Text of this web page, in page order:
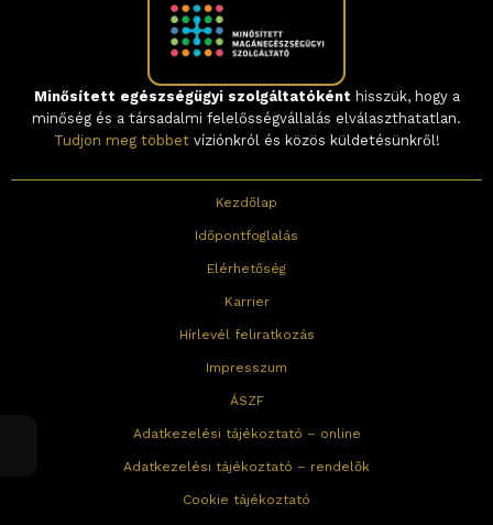
Minősített egészségügyi szolgáltatóként hisszük, hogy a
minőség és a társadalmi felelősségvállalás elválaszthatatlan.
Tudjon meg többetvíziónkról és közös küldetésünkről!
Kezdőlap
Időpontfoglalás
Elérhetőség
Karrier
Hírlevél feliratkozás
Impresszum
ÁSZF
Adatkezelési tájékoztató – online
Adatkezelési tájékoztató – rendelők
Cookie tájékoztató